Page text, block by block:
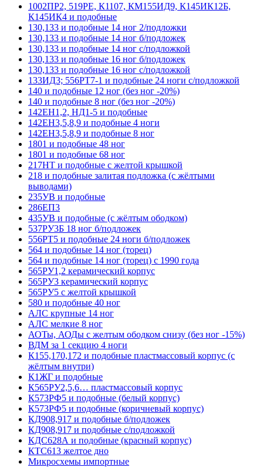
1002ПР2, 519РЕ, К1107, КМ155ИД9, К145ИК12Б,
К145ИК4 и подобные
130,133 и подобные 14 ног 2/подложки
130,133 и подобные 14 ног б/подложек
130,133 и подобные 14 ног с/подложкой
130,133 и подобные 16 ног б/подложек
130,133 и подобные 16 ног с/подложкой
133ИД3; 556РТ7-1 и подобные 24 ноги с/подложкой
140 и подобные 12 ног (без ног -20%)
140 и подобные 8 ног (без ног -20%)
142ЕН1,2, НД1-5 и подобные
142ЕН3,5,8,9 и подобные 4 ноги
142ЕН3,5,8,9 и подобные 8 ног
1801 и подобные 48 ног
1801 и подобные 68 ног
217НТ и подобные с желтой крышкой
218 и подобные залитая подложка (с жёлтыми
выводами)
235УВ и подобные
286ЕП3
435УВ и подобные (с жёлтым ободком)
537РУ3Б 18 ног б/подложек
556РТ5 и подобные 24 ноги б/подложек
564 и подобные 14 ног (торец)
564 и подобные 14 ног (торец) с 1990 года
565РУ1,2 керамический корпус
565РУ3 керамический корпус
565РУ5 с желтой крышкой
580 и подобные 40 ног
АЛС крупные 14 ног
АЛС мелкие 8 ног
АОТы, АОДы с желтым ободком снизу (без ног -15%)
ВДМ за 1 секцию 4 ноги
К155,170,172 и подобные пластмассовый корпус (с
жёлтым внутри)
К1ЖГ и подобные
К565РУ2,5,6… пластмассовый корпус
К573РФ5 и подобные (белый корпус)
К573РФ5 и подобные (коричневый корпус)
КД908,917 и подобные б/подложек
КД908,917 и подобные с/подложкой
КДС628А и подобные (красный корпус)
КТС613 желтое дно
Микросхемы импортные